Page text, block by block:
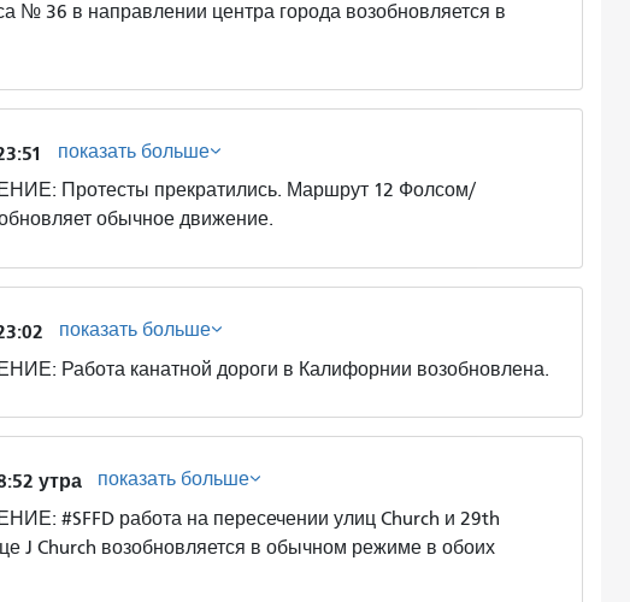
№ 36 в направлении центра города возобновляется в
показать больше
Протесты прекратились. Маршрут 12 Фолсом/
обычное движение.
показать больше
Работа канатной дороги в Калифорнии возобновлена.
утра
показать больше
#SFFD работа на пересечении улиц Church и 29th
J Church возобновляется в обычном режиме в обоих